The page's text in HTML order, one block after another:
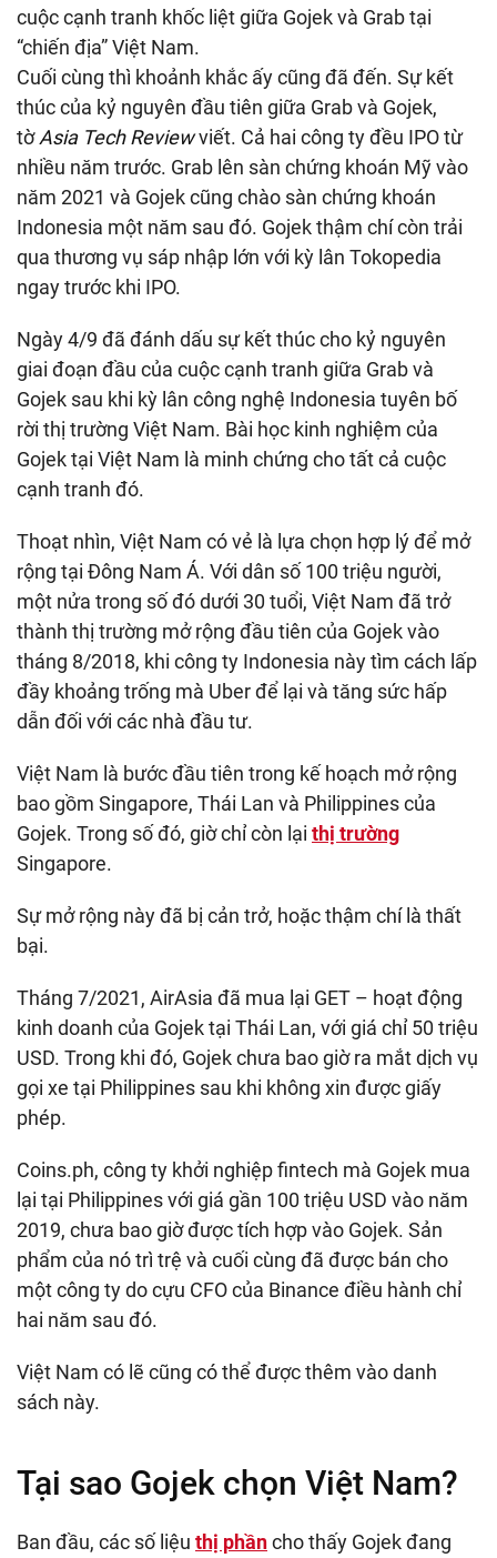
cuộc cạnh tranh khốc liệt giữa Gojek và Grab tại
“chiến địa” Việt Nam.
Cuối cùng thì khoảnh khắc ấy cũng đã đến. Sự kết
thúc của kỷ nguyên đầu tiên giữa Grab và Gojek,
tờAsia Tech Reviewviết. Cả hai công ty đều IPO từ
nhiều năm trước. Grab lên sàn chứng khoán Mỹ vào
năm 2021 và Gojek cũng chào sàn chứng khoán
Indonesia một năm sau đó. Gojek thậm chí còn trải
qua thương vụ sáp nhập lớn với kỳ lân Tokopedia
ngay trước khi IPO.
Ngày 4/9 đã đánh dấu sự kết thúc cho kỷ nguyên
giai đoạn đầu của cuộc cạnh tranh giữa Grab và
Gojek sau khi kỳ lân công nghệ Indonesia tuyên bố
rời thị trường Việt Nam. Bài học kinh nghiệm của
Gojek tại Việt Nam là minh chứng cho tất cả cuộc
cạnh tranh đó.
Thoạt nhìn, Việt Nam có vẻ là lựa chọn hợp lý để mở
rộng tại Đông Nam Á. Với dân số 100 triệu người,
một nửa trong số đó dưới 30 tuổi, Việt Nam đã trở
thành thị trường mở rộng đầu tiên của Gojek vào
tháng 8/2018, khi công ty Indonesia này tìm cách lấp
đầy khoảng trống mà Uber để lại và tăng sức hấp
dẫn đối với các nhà đầu tư.
Việt Nam là bước đầu tiên trong kế hoạch mở rộng
bao gồm Singapore, Thái Lan và Philippines của
Gojek. Trong số đó, giờ chỉ còn lại thị trường
Singapore.
Sự mở rộng này đã bị cản trở, hoặc thậm chí là thất
bại.
Tháng 7/2021, AirAsia đã mua lại GET – hoạt động
kinh doanh của Gojek tại Thái Lan, với giá chỉ 50 triệu
USD. Trong khi đó, Gojek chưa bao giờ ra mắt dịch vụ
gọi xe tại Philippines sau khi không xin được giấy
phép.
Coins.ph, công ty khởi nghiệp fintech mà Gojek mua
lại tại Philippines với giá gần 100 triệu USD vào năm
2019, chưa bao giờ được tích hợp vào Gojek. Sản
phẩm của nó trì trệ và cuối cùng đã được bán cho
một công ty do cựu CFO của Binance điều hành chỉ
hai năm sau đó.
Việt Nam có lẽ cũng có thể được thêm vào danh
sách này.
Tại sao Gojek chọn Việt Nam?
Ban đầu, các số liệu thị phầncho thấy Gojek đang